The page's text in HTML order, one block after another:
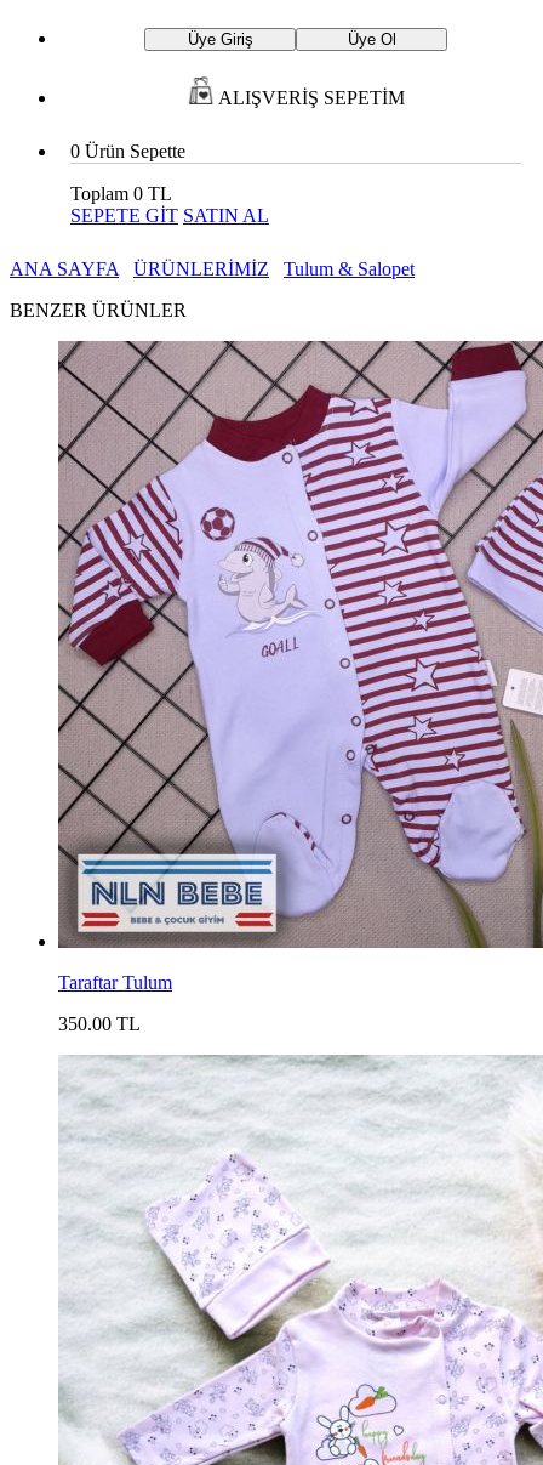
Üye Giriş Üye Ol
ALIŞVERİŞ SEPETİM
0 Ürün Sepette
Toplam 0 TL
SEPETE GİT SATIN AL
ANA SAYFA ÜRÜNLERİMİZ
Tulum & Salopet
BENZER ÜRÜNLER
Taraftar Tulum
350.00 TL